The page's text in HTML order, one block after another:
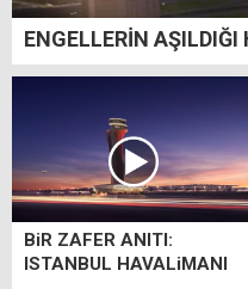
ENGELLERİN
BiR ZAFER ANITI:
ISTANBUL HAVALiMANI